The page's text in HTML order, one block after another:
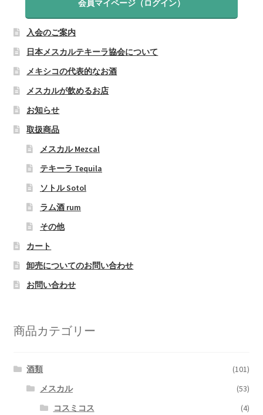
会員マイページ（ログイン）
入会のご案内
日本メスカルテキーラ協会について
メキシコの代表的なお酒
メスカルが飲めるお店
お知らせ
取扱商品
メスカル Mezcal
テキーラ Tequila
ソトル Sotol
ラム酒 rum
その他
カート
卸売についてのお問い合わせ
お問い合わせ
商品カテゴリー
酒類
(101)
メスカル
(53)
コスミコス
(4)